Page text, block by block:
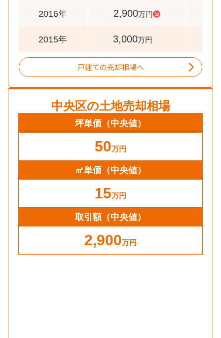
2016年 2,900万円
2015年 3,000万円
戸建ての売却相場へ
中央区の土地売却相場
坪単価 （中央値）
50万円
㎡単価 （中央値）
15万円
取引額（中央値）
2,900万円